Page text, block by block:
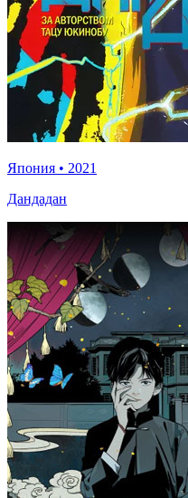
Япония • 2021
Дандадан